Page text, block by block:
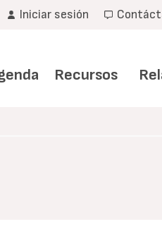
Iniciar sesión
Recursos